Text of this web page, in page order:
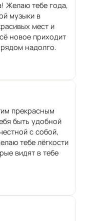
Желаю тебе года,
музыки в
мест и
новое приходит
надолго.
прекрасным
быть удобной
с собой,
тебе лёгкости
видят в тебе